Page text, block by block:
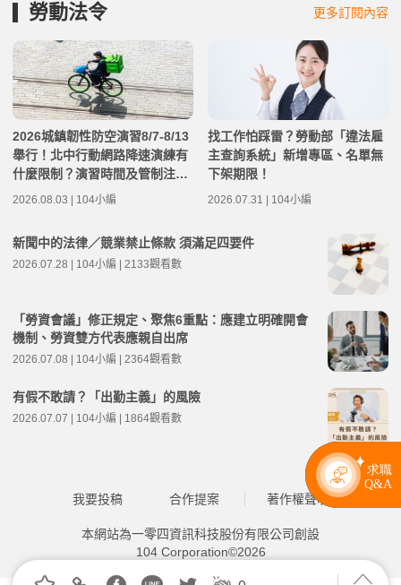
勞動法令 更多訂閱內容
2026城鎮韌性防空演習8/7-8/13
舉行！北中行動網路降速演練有
什麼限制？演習時間及管制注意
事項整理
2026.08.03 | 104小編
找工作怕踩雷？勞動部「違法雇
主查詢系統」新增專區、名單無
下架期限！
2026.07.31 | 104小編
新聞中的法律／競業禁止條款 須滿足四要件
2026.07.28 | 104小編 | 2133觀看數
「勞資會議」修正規定、聚焦6重點：應建立明確開會
機制、勞資雙方代表應親自出席
2026.07.08 | 104小編 | 2364觀看數
有假不敢請？「出勤主義」的風險
2026.07.07 | 104小編 | 1864觀看數
我要投稿 合作提案 著作權聲明
本網站為一零四資訊科技股份有限公司創設
104 Corporation©2026